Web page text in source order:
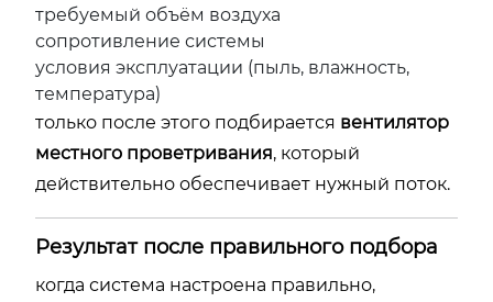
требуемый объём воздуха
сопротивление системы
условия эксплуатации (пыль, влажность,
температура)
только после этого подбирается вентилятор
местного проветривания, который
действительно обеспечивает нужный поток.
Результат после правильного подбора
когда система настроена правильно,